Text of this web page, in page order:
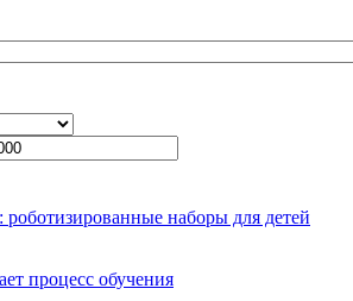
роботизированные наборы для детей
процесс обучения